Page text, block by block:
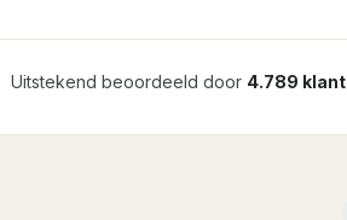
Uitstekend beoordeeld door 4.789